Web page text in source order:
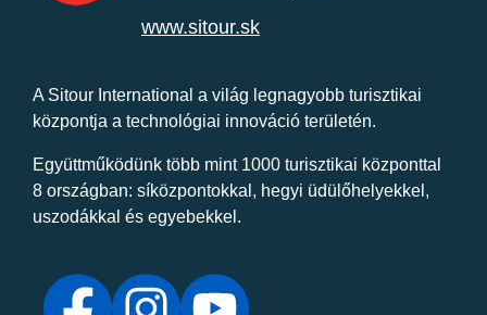
www.sitour.sk
A Sitour International a világ legnagyobb turisztikai
központja a technológiai innováció területén.
Együttműködünk több mint 1000 turisztikai központtal
8 országban: síközpontokkal, hegyi üdülőhelyekkel,
uszodákkal és egyebekkel.